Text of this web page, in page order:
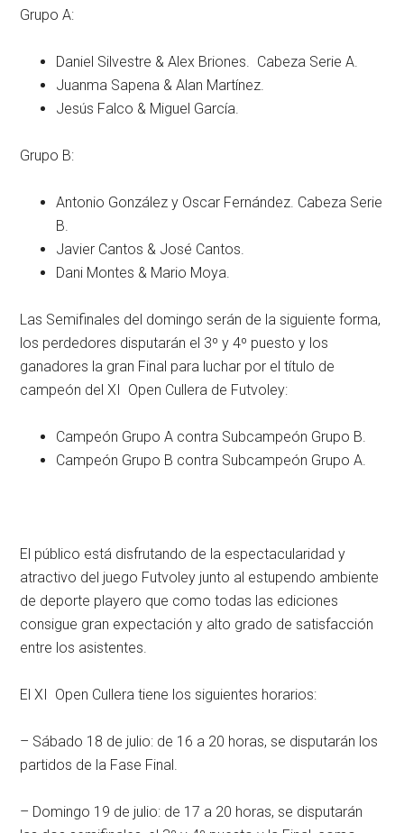
Grupo A:
Daniel Silvestre & Alex Briones. Cabeza Serie A.
Juanma Sapena & Alan Martínez.
Jesús Falco & Miguel García.
Grupo B:
Antonio González y Oscar Fernández. Cabeza Serie
B.
Javier Cantos & José Cantos.
Dani Montes & Mario Moya.
Las Semifinales del domingo serán de la siguiente forma,
los perdedores disputarán el 3º y 4º puesto y los
ganadores la gran Final para luchar por el título de
campeón del XI Open Cullera de Futvoley:
Campeón Grupo A contra Subcampeón Grupo B.
Campeón Grupo B contra Subcampeón Grupo A.
El público está disfrutando de la espectacularidad y
atractivo del juego Futvoley junto al estupendo ambiente
de deporte playero que como todas las ediciones
consigue gran expectación y alto grado de satisfacción
entre los asistentes.
El XI Open Cullera tiene los siguientes horarios:
– Sábado 18 de julio: de 16 a 20 horas, se disputarán los
partidos de la Fase Final.
– Domingo 19 de julio: de 17 a 20 horas, se disputarán